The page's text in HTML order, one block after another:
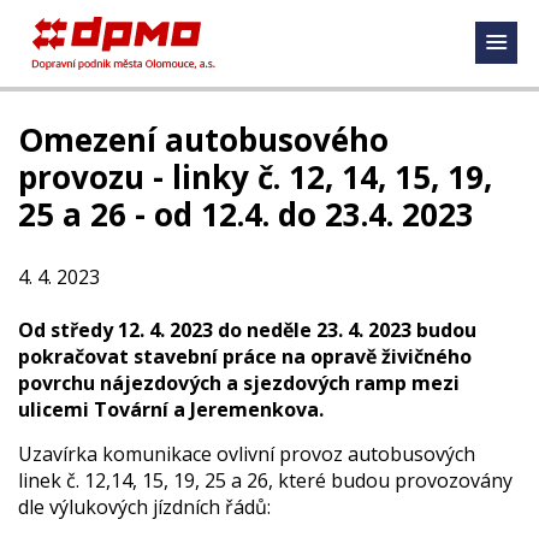
Omezení autobusového
provozu - linky č. 12, 14, 15, 19,
25 a 26 - od 12.4. do 23.4. 2023
4. 4. 2023
Od středy 12. 4. 2023 do neděle 23. 4. 2023 budou
pokračovat stavební práce na opravě živičného
povrchu nájezdových a sjezdových ramp mezi
ulicemi Tovární a Jeremenkova.
Uzavírka komunikace ovlivní provoz autobusových
linek č. 12,14, 15, 19, 25 a 26, které budou provozovány
dle výlukových jízdních řádů: